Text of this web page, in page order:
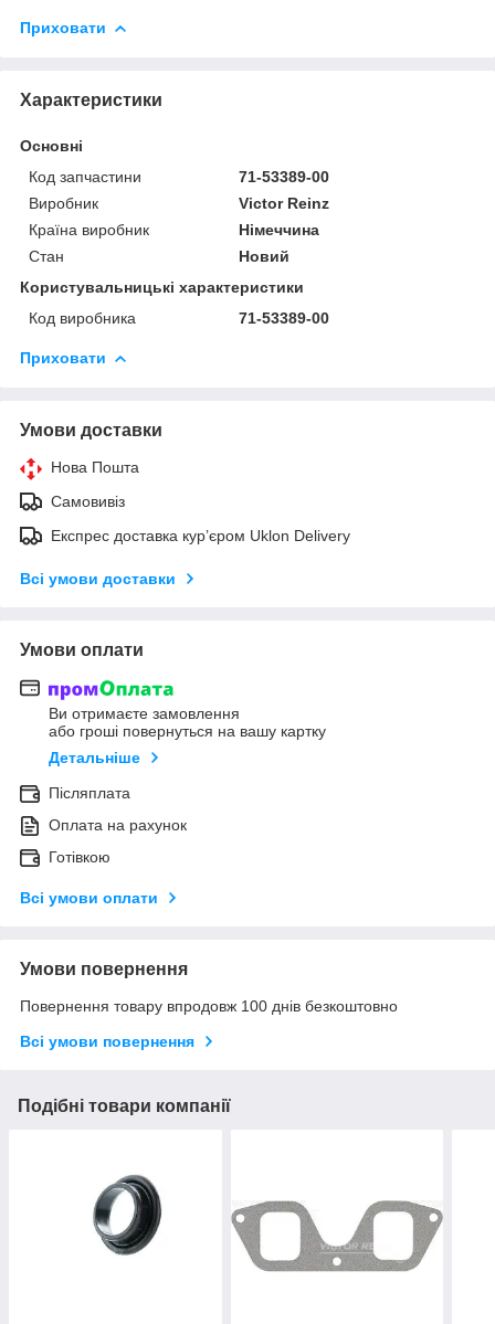
Приховати
Характеристики
Основні
Код запчастини
71-53389-00
Виробник
Victor Reinz
Країна виробник
Німеччина
Стан
Новий
Користувальницькі характеристики
Код виробника
71-53389-00
Приховати
Умови доставки
Нова Пошта
Самовивіз
Експрес доставка кур’єром Uklon Delivery
Всі умови доставки
Умови оплати
Ви отримаєте замовлення
або гроші повернуться на вашу картку
Детальніше
Післяплата
Оплата на рахунок
Готівкою
Всі умови оплати
Умови повернення
Повернення товару впродовж 100 днів безкоштовно
Всі умови повернення
Подібні товари компанії